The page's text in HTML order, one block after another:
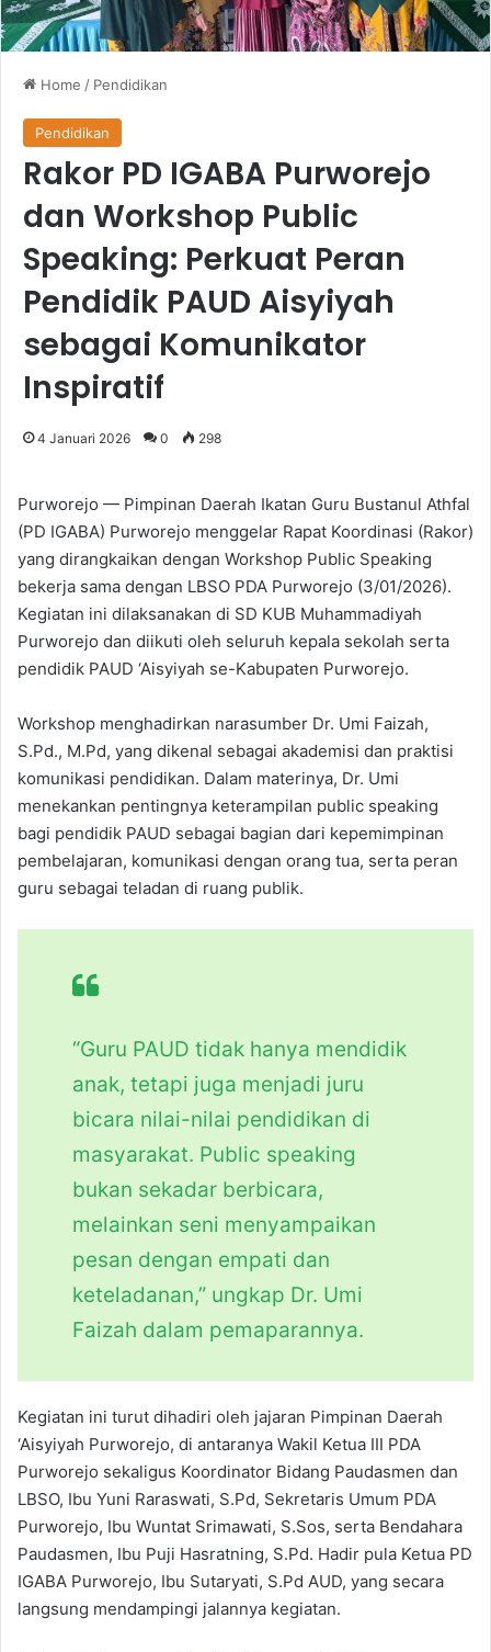
Home / Pendidikan
Pendidikan
Rakor PD IGABA Purworejo
dan Workshop Public
Speaking: Perkuat Peran
Pendidik PAUD Aisyiyah
sebagai Komunikator
Inspiratif
4 Januari 2026 0 298
Purworejo — Pimpinan Daerah Ikatan Guru Bustanul Athfal
(PD IGABA) Purworejo menggelar Rapat Koordinasi (Rakor)
yang dirangkaikan dengan Workshop Public Speaking
bekerja sama dengan LBSO PDA Purworejo (3/01/2026).
Kegiatan ini dilaksanakan di SD KUB Muhammadiyah
Purworejo dan diikuti oleh seluruh kepala sekolah serta
pendidik PAUD ‘Aisyiyah se-Kabupaten Purworejo.
Workshop menghadirkan narasumber Dr. Umi Faizah,
S.Pd., M.Pd, yang dikenal sebagai akademisi dan praktisi
komunikasi pendidikan. Dalam materinya, Dr. Umi
menekankan pentingnya keterampilan public speaking
bagi pendidik PAUD sebagai bagian dari kepemimpinan
pembelajaran, komunikasi dengan orang tua, serta peran
guru sebagai teladan di ruang publik.
“Guru PAUD tidak hanya mendidik
anak, tetapi juga menjadi juru
bicara nilai-nilai pendidikan di
masyarakat. Public speaking
bukan sekadar berbicara,
melainkan seni menyampaikan
pesan dengan empati dan
keteladanan,” ungkap Dr. Umi
Faizah dalam pemaparannya.
Kegiatan ini turut dihadiri oleh jajaran Pimpinan Daerah
‘Aisyiyah Purworejo, di antaranya Wakil Ketua III PDA
Purworejo sekaligus Koordinator Bidang Paudasmen dan
LBSO, Ibu Yuni Raraswati, S.Pd, Sekretaris Umum PDA
Purworejo, Ibu Wuntat Srimawati, S.Sos, serta Bendahara
Paudasmen, Ibu Puji Hasratning, S.Pd. Hadir pula Ketua PD
IGABA Purworejo, Ibu Sutaryati, S.Pd AUD, yang secara
langsung mendampingi jalannya kegiatan.